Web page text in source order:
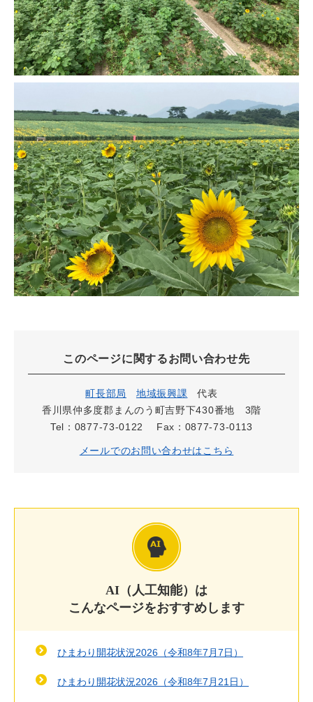
このページに関するお問い合わせ先
町長部局 地域振興課
代表
香川県仲多度郡まんのう町吉野下430番地 3階
Tel：0877-73-0122
Fax：0877-73-0113
メールでのお問い合わせはこちら
AI（人工知能）は
こんなページをおすすめします
ひまわり開花状況2026（令和8年7月7日）
ひまわり開花状況2026（令和8年7月21日）